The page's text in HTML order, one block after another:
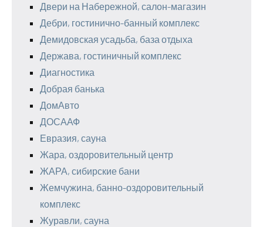
Двери на Набережной, салон-магазин
Дебри, гостинично-банный комплекс
Демидовская усадьба, база отдыха
Держава, гостиничный комплекс
Диагностика
Добрая банька
ДомАвто
ДОСААФ
Евразия, сауна
Жара, оздоровительный центр
ЖАРА, сибирские бани
Жемчужина, банно-оздоровительный
комплекс
Журавли, сауна